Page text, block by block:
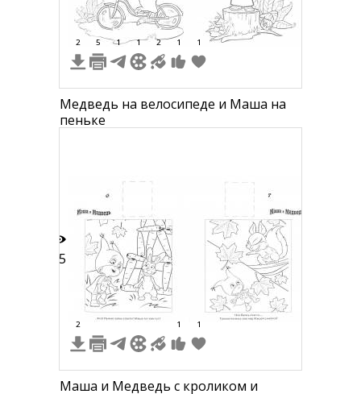
2 5 1 1 2 1 1
Медведь на велосипеде и Маша на
пеньке
15
2 1 1
Маша и Медведь с кроликом и